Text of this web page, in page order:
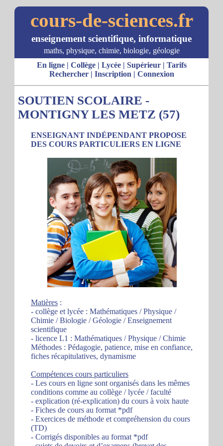
cours-de-sciences.fr
enseignement scientifique, informatique
maths, physique, chimie, biologie, géologie
En ligne| Collège| Lycée| Supérieur| Tarifs
Rechercher| Inscription | Connexion
SOUTIEN SCOLAIRE -
MONTIGNY LES METZ (57)
ENSEIGNANT INDÉPENDANT PROPOSE
DES COURS PARTICULIERS EN LIGNE
Matières :
- collège et lycée : Mathématiques / Physique /
Chimie / Biologie / Géologie / Enseignement
scientifique
- licence L1 : Mathématiques / Physique / Chimie
Méthodes : Pédagogie, patience, mise en confiance,
fiches récapitulatives, dynamisme
Compétences cours particuliers
- Les cours en ligne sont organisés dans les mêmes
conditions comme au collège / lycée / faculté
- explication (ré-explication) du cours à voix haute
- Fiches de cours au format *pdf
- Exercices de méthode et compréhension du cours
(TD)
- Corrigés disponibles au format *pdf